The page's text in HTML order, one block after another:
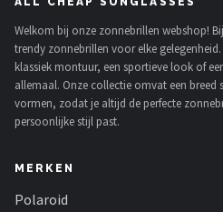
Welkom bij onze zonnebrillen webshop!
trendy zonnebrillen voor elke
klassiek montuur, een sportieve look of
allemaal. Onze collectie omvat een breed
vormen, zodat je altijd de perfecte
persoonlijke stijl past.
MERKEN
Polaroid